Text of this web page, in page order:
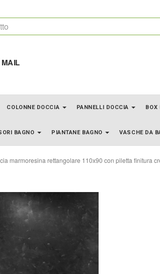
MAIL
COLONNE DOCCIA PANNELLI DOCCIA BOX
BAGNO PIANTANE BAGNO VASCHE DA
marmoresina rettangolare 110x90 con piletta finitura